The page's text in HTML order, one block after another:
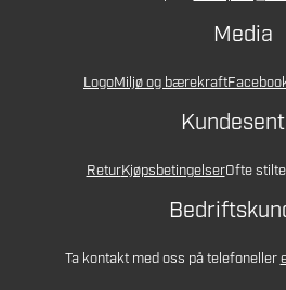
Media
LogoMiljø og bærekraft
ReturKjøpsbetingelserOfte
Ta kontakt med oss på telefoneller